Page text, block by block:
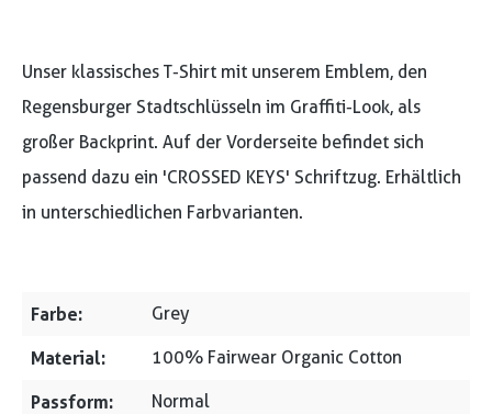
Unser klassisches T-Shirt mit unserem Emblem, den
Regensburger Stadtschlüsseln im Graffiti-Look, als
großer Backprint. Auf der Vorderseite befindet sich
passend dazu ein 'CROSSED KEYS' Schriftzug. Erhältlich
in unterschiedlichen Farbvarianten.
Farbe: Grey
Material: 100% Fairwear Organic Cotton
Passform: Normal